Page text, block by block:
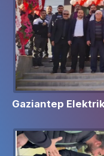
Gaziantep